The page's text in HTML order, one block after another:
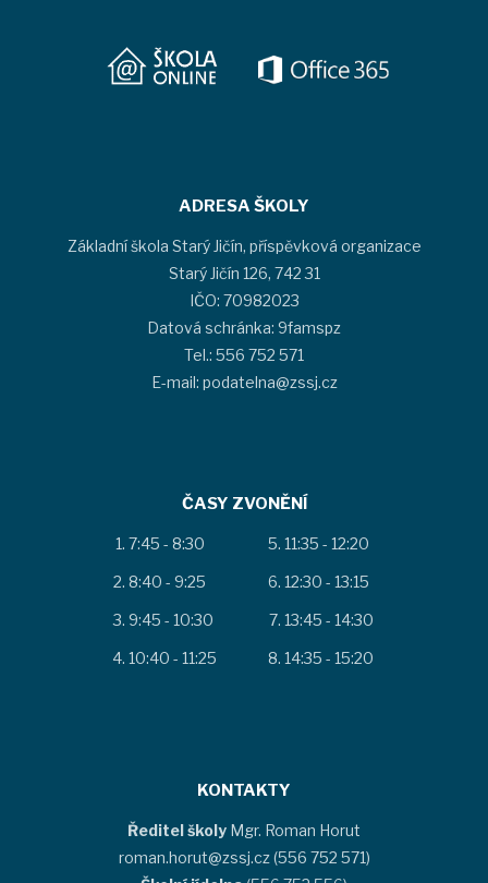
ADRESA ŠKOLY
Základní škola Starý Jičín, příspěvková organizace
Starý Jičín 126, 742 31
IČO: 70982023
Datová schránka: 9famspz
Tel.: 556 752 571
E-mail: podatelna@zssj.cz
ČASY ZVONĚNÍ
7:45 - 8:30
8:40 - 9:25
9:45 - 10:30
10:40 - 11:25
11:35 - 12:20
12:30 - 13:15
13:45 - 14:30
14:35 - 15:20
KONTAKTY
Ředitel školy Mgr. Roman Horut
roman.horut@zssj.cz (556 752 571)